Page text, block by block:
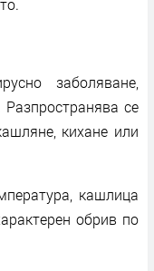
заболяване,
се
кихане или
кашлица
обрив по